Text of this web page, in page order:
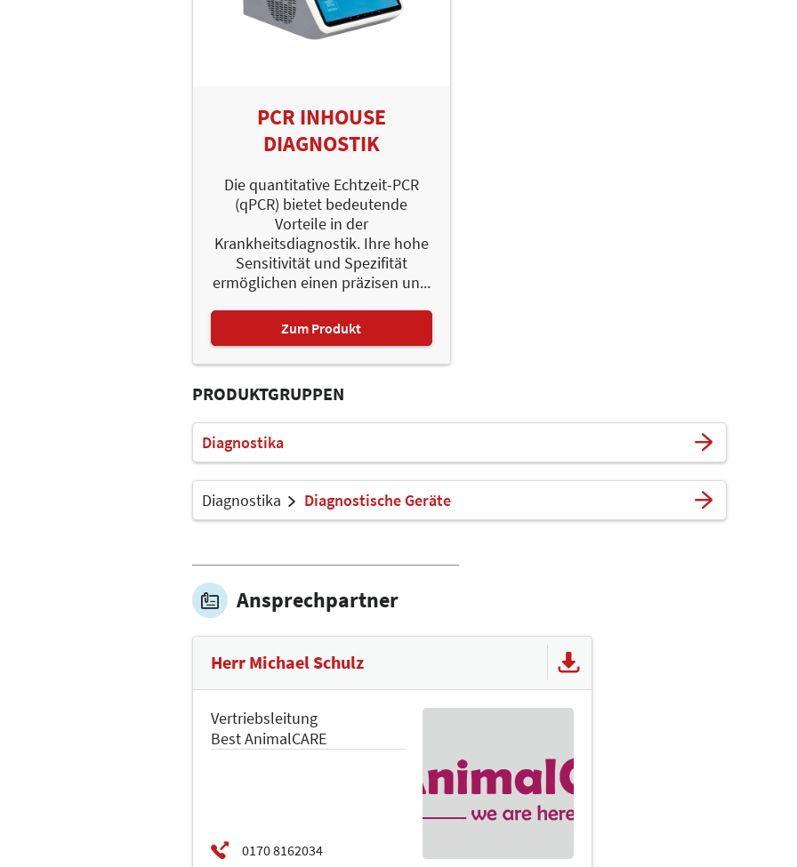
PCR INHOUSE
DIAGNOSTIK
Die quantitative Echtzeit-PCR
(qPCR) bietet bedeutende
Vorteile in der
Krankheitsdiagnostik. Ihre hohe
Sensitivität und Spezifität
ermöglichen einen präzisen un...
Zum Produkt
PRODUKTGRUPPEN
Diagnostika
Diagnostika Diagnostische Geräte
Ansprechpartner
Herr Michael Schulz
Vertriebsleitung
Best AnimalCARE